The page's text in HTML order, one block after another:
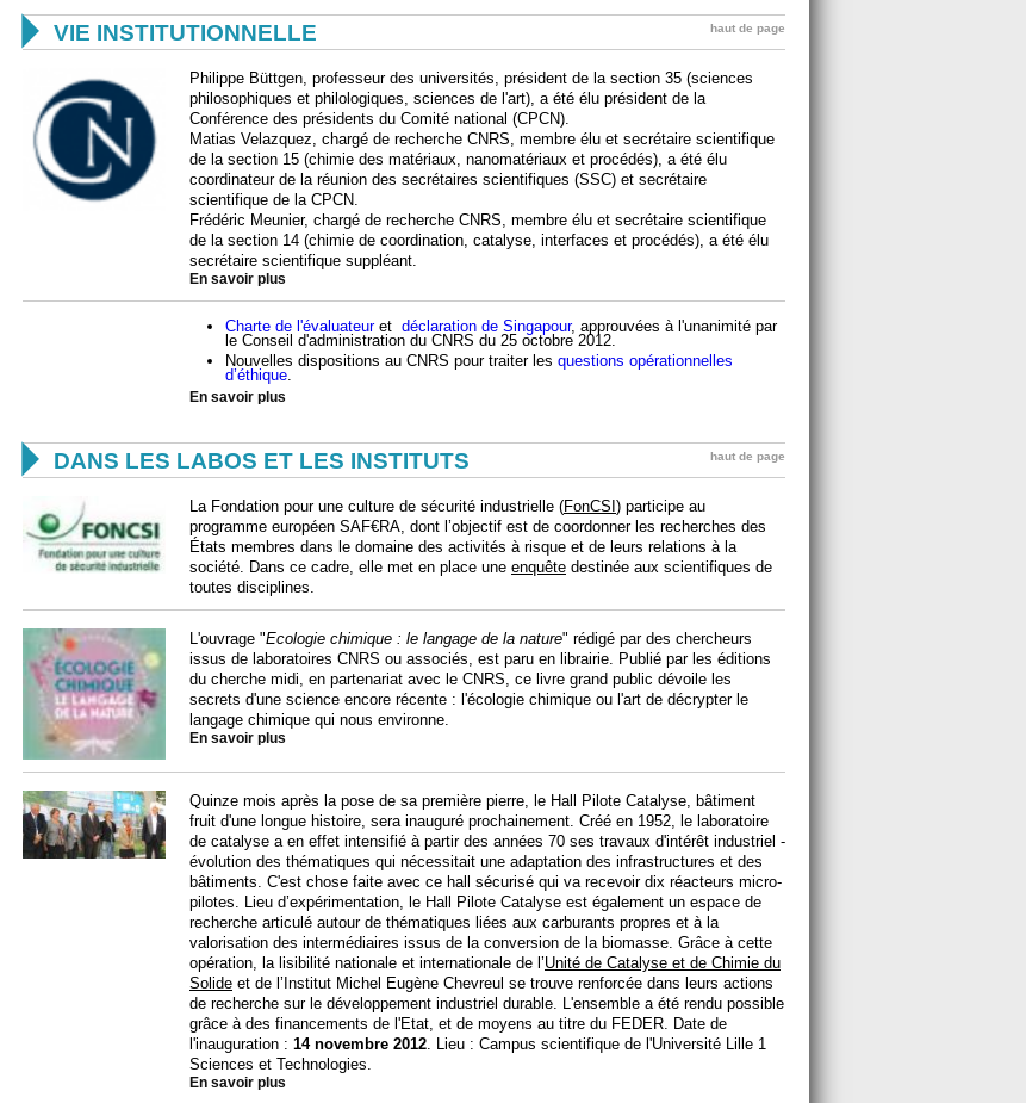
 VIE INSTITUTIONNELLE haut de page
Philippe Büttgen, professeur des universités, président de la section 35 (sciences
philosophiques et philologiques, sciences de l'art), a été élu président de la
Conférence des présidents du Comité national (CPCN).
Matias Velazquez, chargé de recherche CNRS, membre élu et secrétaire scientifique
de la section 15 (chimie des matériaux, nanomatériaux et procédés), a été élu
coordinateur de la réunion des secrétaires scientifiques (SSC) et secrétaire
scientifique de la CPCN.
Frédéric Meunier, chargé de recherche CNRS, membre élu et secrétaire scientifique
de la section 14 (chimie de coordination, catalyse, interfaces et procédés), a été élu
secrétaire scientifique suppléant.
En savoir plus
Charte de l'évaluateuret déclaration de Singapour, approuvées à l'unanimité par
le Conseil d'administration du CNRS du 25 octobre 2012.
Nouvelles dispositions au CNRS pour traiter les questions opérationnelles
d’éthique
En savoir plus
 DANS LES LABOS ET LES INSTITUTS haut de page
La Fondation pour une culture de sécurité industrielle (FonCSI ) participe au
programme européen SAF€RA, dont l’objectif est de coordonner les recherches des
États membres dans le domaine des activités à risque et de leurs relations à la
société. Dans ce cadre, elle met en place une enquête destinée aux scientifiques de
toutes disciplines.
L'ouvrage "Ecologie chimique : le langage de la nature" rédigé par des chercheurs
issus de laboratoires CNRS ou associés, est paru en librairie. Publié par les éditions
du cherche midi, en partenariat avec le CNRS, ce livre grand public dévoile les
secrets d'une science encore récente : l'écologie chimique ou l'art de décrypter le
langage chimique qui nous environne.
En savoir plus
Quinze mois après la pose de sa première pierre, le Hall Pilote Catalyse, bâtiment
fruit d'une longue histoire, sera inauguré prochainement. Créé en 1952, le laboratoire
de catalyse a en effet intensifié à partir des années 70 ses travaux d'intérêt industriel -
évolution des thématiques qui nécessitait une adaptation des infrastructures et des
bâtiments. C'est chose faite avec ce hall sécurisé qui va recevoir dix réacteurs micro-
pilotes. Lieu d’expérimentation, le Hall Pilote Catalyse est également un espace de
recherche articulé autour de thématiques liées aux carburants propres et à la
valorisation des intermédiaires issus de la conversion de la biomasse. Grâce à cette
opération, la lisibilité nationale et internationale de l’Unité de Catalyse et de Chimie du
Solide et de l’Institut Michel Eugène Chevreul se trouve renforcée dans leurs actions
de recherche sur le développement industriel durable. L'ensemble a été rendu possible
grâce à des financements de l'Etat, et de moyens au titre du FEDER. Date de
l'inauguration : 14 novembre 2012 . Lieu : Campus scientifique de l'Université Lille 1
Sciences et Technologies.
En savoir plus